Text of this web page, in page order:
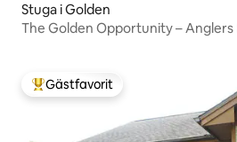
Stuga i Golden
The Golden Opportunity –
Populär gästfavorit
Gästfavorit